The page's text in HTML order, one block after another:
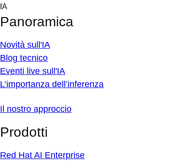
Skip
content
IA
Panoramica
Novità sull'IA
Blog tecnico
Eventi live sull'IA
L’importanza dell’inferenza
Il nostro approccio
Prodotti
Red Hat AI Enterprise